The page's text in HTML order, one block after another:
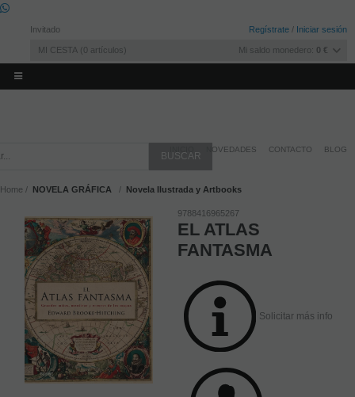
Invitado Regístrate / Iniciar sesión
MI CESTA 0 artículos Mi saldo monedero: 0 €
NOVEDADES CONTACTO BLOG
Home NOVELA GRÁFICA Novela Ilustrada y Artbooks
9788416965267
EL ATLAS
FANTASMA
Solicitar más info